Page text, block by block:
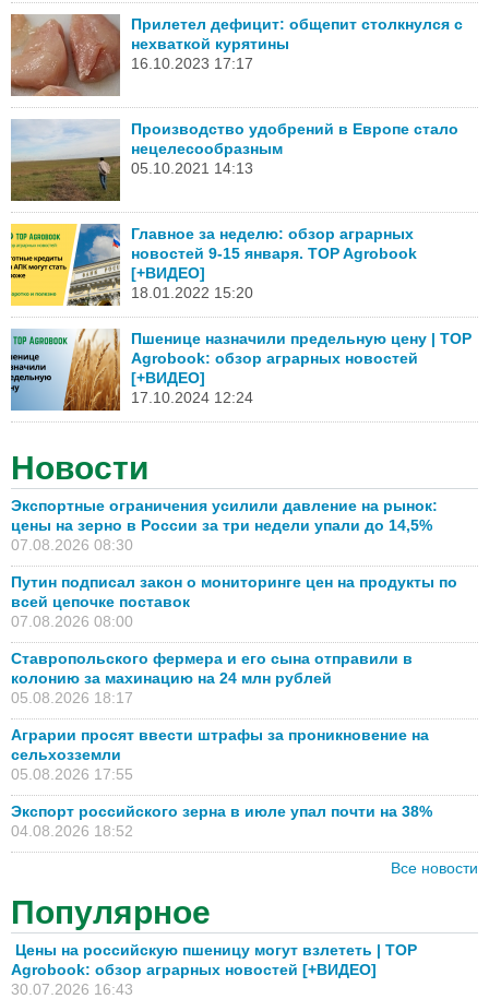
Прилетел дефицит: общепит столкнулся с
нехваткой курятины
16.10.2023 17:17
Производство удобрений в Европе стало
нецелесообразным
05.10.2021 14:13
Главное за неделю: обзор аграрных
новостей 9-15 января. TOP Agrobook
[+ВИДЕО]
18.01.2022 15:20
Пшенице назначили предельную цену | TOP
Agrobook: обзор аграрных новостей
[+ВИДЕО]
17.10.2024 12:24
Новости
Экспортные ограничения усилили давление на рынок:
цены на зерно в России за три недели упали до 14,5%
07.08.2026 08:30
Путин подписал закон о мониторинге цен на продукты по
всей цепочке поставок
07.08.2026 08:00
Ставропольского фермера и его сына отправили в
колонию за махинацию на 24 млн рублей
05.08.2026 18:17
Аграрии просят ввести штрафы за проникновение на
сельхозземли
05.08.2026 17:55
Экспорт российского зерна в июле упал почти на 38%
04.08.2026 18:52
Все новости
Популярное
Цены на российскую пшеницу могут взлететь | TOP
Agrobook: обзор аграрных новостей [+ВИДЕО]
30.07.2026 16:43